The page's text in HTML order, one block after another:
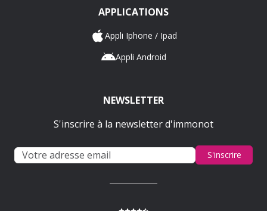
APPLICATIONS
Appli Iphone / Ipad
Appli Android
NEWSLETTER
S'inscrire à la newsletter d'immonot
S'inscrire